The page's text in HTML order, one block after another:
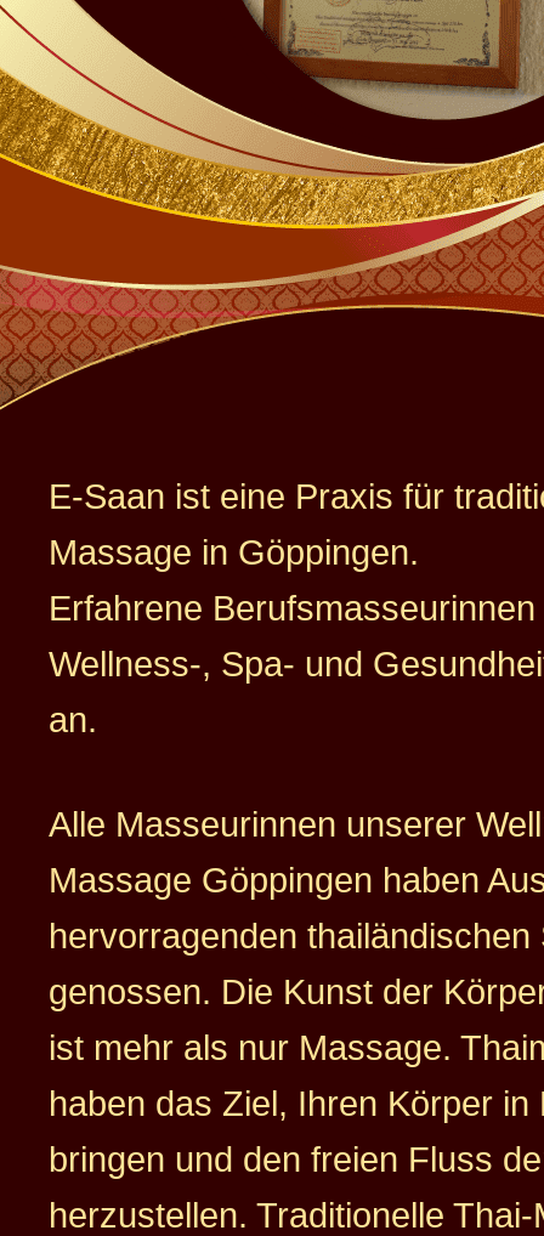
E-Saan ist eine Praxis für
Massage in Göppingen.
Erfahrene
Wellness-, Spa- und
an.
Alle Masseurinnen unserer
Massage Göppingen haben
hervorragenden thailändischen
genossen. Die Kunst der
ist mehr als nur Massage.
haben das Ziel, Ihren Körper in
bringen und den freien Fluss
herzustellen. Traditionelle